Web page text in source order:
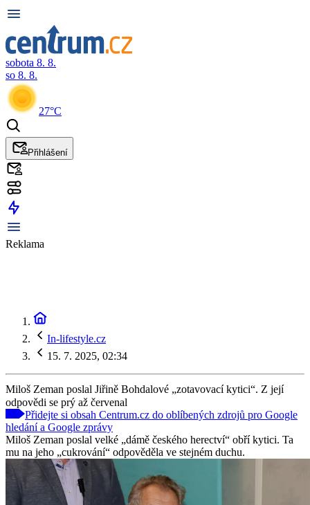
sobota 8. 8.
so 8. 8.
27°C
Přihlášení
Reklama
In-lifestyle.cz
15. 7. 2025, 02:34
Miloš Zeman poslal Jiřině Bohdalové „zotavovací kytici“. Z její
odpovědi se prý až červenal
Přidejte si obsah Centrum.cz do oblíbených zdrojů pro Google
hledání a Google zprávy
Miloš Zeman poslal velké „dámě českého herectví“ obří kytici. Ta
mu na jeho „cukrování“ odpověděla ve stejném duchu.